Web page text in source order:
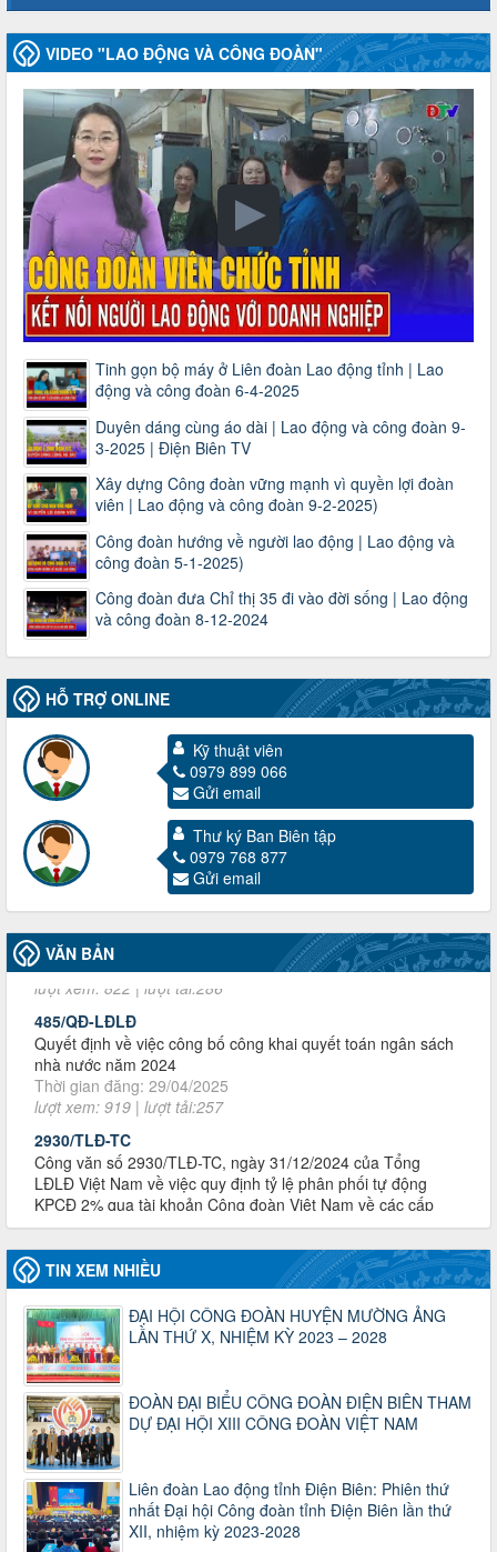
VIDEO "LAO ĐỘNG VÀ CÔNG ĐOÀN"
Tinh gọn bộ máy ở Liên đoàn Lao động tỉnh | Lao
động và công đoàn 6-4-2025
Duyên dáng cùng áo dài | Lao động và công đoàn 9-
3-2025 | Điện Biên TV
Xây dựng Công đoàn vững mạnh vì quyền lợi đoàn
viên | Lao động và công đoàn 9-2-2025)
Công đoàn hướng về người lao động | Lao động và
công đoàn 5-1-2025)
Công đoàn đưa Chỉ thị 35 đi vào đời sống | Lao động
và công đoàn 8-12-2024
HỖ TRỢ ONLINE
Kỹ thuật viên
0979 899 066
Gửi email
Thư ký Ban Biên tập
0979 768 877
Gửi email
VĂN BẢN
3716/TLD-TC
Công văn hướng dẫn công tác quả lý tài chính, tài sản công
đoàn khi đơn vị sát nhập, chấm dứt hoạt động
Thời gian đăng: 13/04/2025
lượt xem: 2006 | lượt tải:722
60/TB-LĐLĐ
Thông báo công khai dự toán thu, chi tài chính công đoàn
LĐLĐ tỉnh Điện Biên năm 2025
lượt xem: 822 | lượt tải:286
485/QĐ-LĐLĐ
Quyết định về việc công bố công khai quyết toán ngân sách
nhà nước năm 2024
Thời gian đăng: 29/04/2025
lượt xem: 919 | lượt tải:257
2930/TLĐ-TC
Công văn số 2930/TLĐ-TC, ngày 31/12/2024 của Tổng
LĐLĐ Việt Nam về việc quy định tỷ lệ phân phối tự động
KPCĐ 2% qua tài khoản Công đoàn Việt Nam về các cấp
Công đoàn năm 2025
Thời gian đăng: 06/01/2025
47-TTCĐ/BTGTU
Thông tin chuyên đề: Một số nôi dung về sắp xếp tổ chức bộ
quả
Thời gian đăng: 25/12/2024
lượt xem: 1226 | lượt tải:339
37/HD-TLĐ
Hướng dẫn Công đoàn với việc tổ chức và hoạt động của
Ban Thanh tra Nhân dân
Thời gian đăng: 27/12/2024
lượt xem: 4953 | lượt tải:1355
35/HD-TLĐ
Hướng dẫn thực hiện một số nội dung chi liên quan đến
TIN XEM NHIỀU
ĐẠI HỘI CÔNG ĐOÀN HUYỆN MƯỜNG ẢNG
LẦN THỨ X, NHIỆM KỲ 2023 – 2028
ĐOÀN ĐẠI BIỂU CÔNG ĐOÀN ĐIỆN BIÊN THAM
DỰ ĐẠI HỘI XIII CÔNG ĐOÀN VIỆT NAM
Liên đoàn Lao động tỉnh Điện Biên: Phiên thứ
nhất Đại hội Công đoàn tỉnh Điện Biên lần thứ
XII, nhiệm kỳ 2023-2028